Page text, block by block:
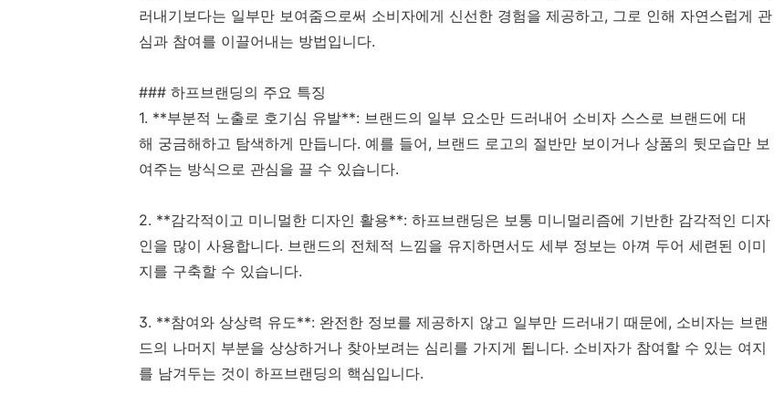
러내기보다는 일부만 보여줌으로써 소비자에게 신선한 경험을 제공하고, 그로 인해 자연스럽게 관
심과 참여를 이끌어내는 방법입니다.
### 하프브랜딩의 주요 특징
1. **부분적 노출로 호기심 유발**: 브랜드의 일부 요소만 드러내어 소비자 스스로 브랜드에 대
해 궁금해하고 탐색하게 만듭니다. 예를 들어, 브랜드 로고의 절반만 보이거나 상품의 뒷모습만 보
여주는 방식으로 관심을 끌 수 있습니다.
2. **감각적이고 미니멀한 디자인 활용**: 하프브랜딩은 보통 미니멀리즘에 기반한 감각적인 디자
인을 많이 사용합니다. 브랜드의 전체적 느낌을 유지하면서도 세부 정보는 아껴 두어 세련된 이미
지를 구축할 수 있습니다.
3. **참여와 상상력 유도**: 완전한 정보를 제공하지 않고 일부만 드러내기 때문에, 소비자는 브랜
드의 나머지 부분을 상상하거나 찾아보려는 심리를 가지게 됩니다. 소비자가 참여할 수 있는 여지
를 남겨두는 것이 하프브랜딩의 핵심입니다.